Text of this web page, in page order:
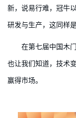
新，说易行难，冠牛
研发与生产，这同样
在第七届中国木门
也让我们知道，技术
赢得市场。